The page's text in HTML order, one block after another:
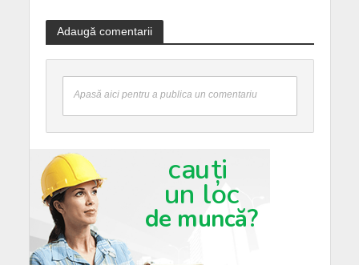
Adaugă comentarii
Apasă aici pentru a publica un comentariu